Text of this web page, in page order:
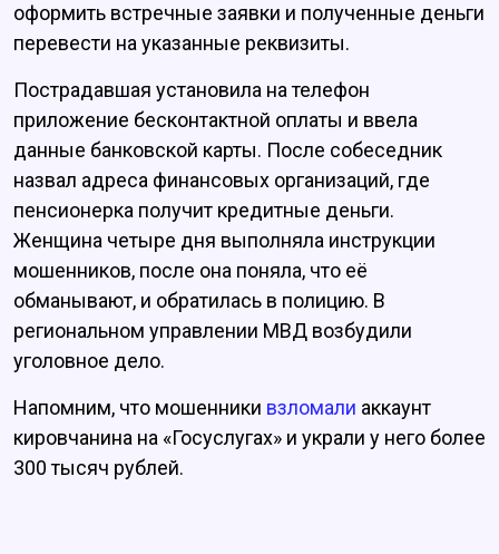
оформить встречные заявки и полученные деньги
перевести на указанные реквизиты.
Пострадавшая установила на телефон
приложение бесконтактной оплаты и ввела
данные банковской карты. После собеседник
назвал адреса финансовых организаций, где
пенсионерка получит кредитные деньги.
Женщина четыре дня выполняла инструкции
мошенников, после она поняла, что её
обманывают, и обратилась в полицию. В
региональном управлении МВД возбудили
уголовное дело.
Напомним, что мошенники взломали аккаунт
кировчанина на «Госуслугах» и украли у него более
300 тысяч рублей.